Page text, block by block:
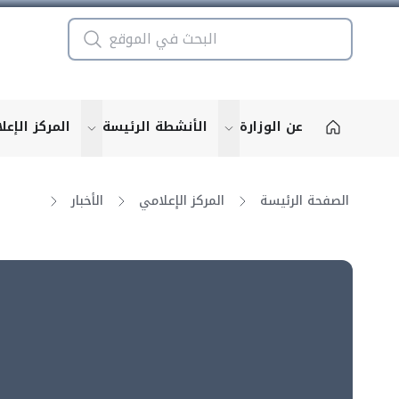
عن الوزارة show submenu for "More"
الأنشطة الرئيسة for "More"
المركز
الصفحة الرئيسة المركز الإعلامي الأخبار